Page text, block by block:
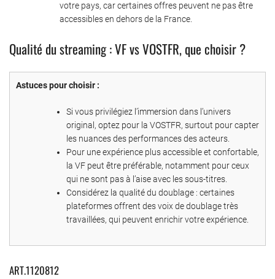
votre pays, car certaines offres peuvent ne pas être
accessibles en dehors de la France.
Qualité du streaming : VF vs VOSTFR, que choisir ?
Astuces pour choisir :
Si vous privilégiez l’immersion dans l’univers
original, optez pour la VOSTFR, surtout pour capter
les nuances des performances des acteurs.
Pour une expérience plus accessible et confortable,
la VF peut être préférable, notamment pour ceux
qui ne sont pas à l’aise avec les sous-titres.
Considérez la qualité du doublage : certaines
plateformes offrent des voix de doublage très
travaillées, qui peuvent enrichir votre expérience.
ART.1120812